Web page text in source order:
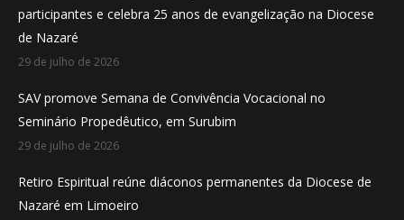
participantes e celebra 25 anos de evangelização na Diocese
de Nazaré
29 de julho de 2026
SAV promove Semana de Convivência Vocacional no
Seminário Propedêutico, em Surubim
29 de julho de 2026
Retiro Espiritual reúne diáconos permanentes da Diocese de
Nazaré em Limoeiro